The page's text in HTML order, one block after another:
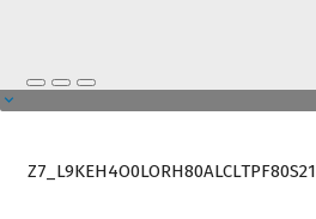
Z7_L9KEH4O0LORH80ALCLTPF80S21